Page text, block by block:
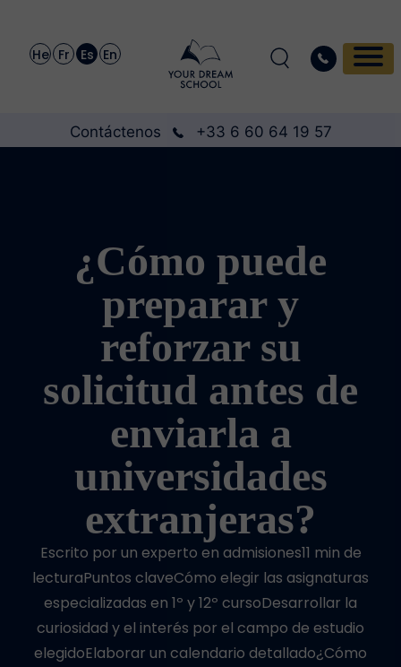
He Fr Es En
Contáctenos +33 6 60 64 19 57
¿Cómo puede
preparar y
reforzar su
solicitud antes de
enviarla a
universidades
extranjeras?
Escrito por un experto en admisiones11 min de
lecturaPuntos claveCómo elegir las asignaturas
especializadas en 1º y 12º cursoDesarrollar la
curiosidad y el interés por el campo de estudio
elegidoElaborar un calendario detallado¿Cómo